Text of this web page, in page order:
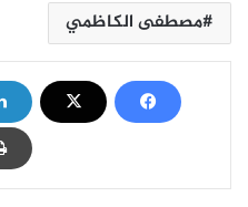
مصطفى الكاظمي